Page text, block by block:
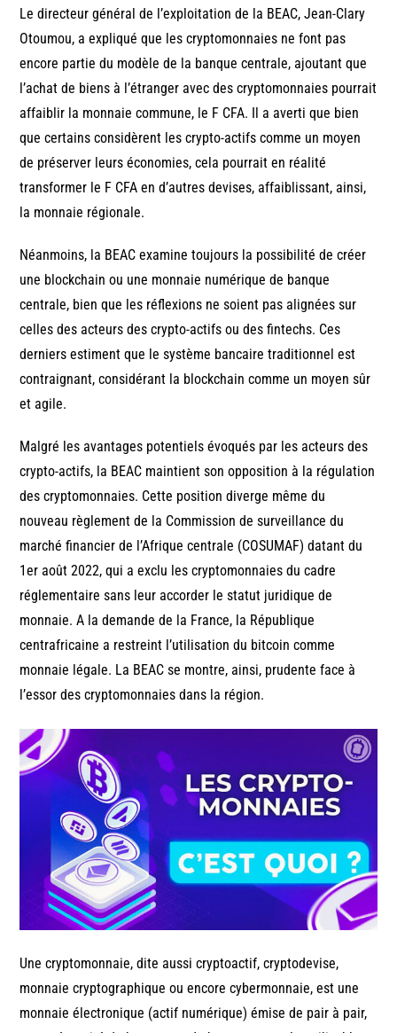
Le directeur général de l’exploitation de la BEAC, Jean-Clary
Otoumou, a expliqué que les cryptomonnaies ne font pas
encore partie du modèle de la banque centrale, ajoutant que
l’achat de biens à l’étranger avec des cryptomonnaies pourrait
affaiblir la monnaie commune, le F CFA. Il a averti que bien
que certains considèrent les crypto-actifs comme un moyen
de préserver leurs économies, cela pourrait en réalité
transformer le F CFA en d’autres devises, affaiblissant, ainsi,
la monnaie régionale.
Néanmoins, la BEAC examine toujours la possibilité de créer
une blockchain ou une monnaie numérique de banque
centrale, bien que les réflexions ne soient pas alignées sur
celles des acteurs des crypto-actifs ou des fintechs. Ces
derniers estiment que le système bancaire traditionnel est
contraignant, considérant la blockchain comme un moyen sûr
et agile.
Malgré les avantages potentiels évoqués par les acteurs des
crypto-actifs, la BEAC maintient son opposition à la régulation
des cryptomonnaies. Cette position diverge même du
nouveau règlement de la Commission de surveillance du
marché financier de l’Afrique centrale (COSUMAF) datant du
1er août 2022, qui a exclu les cryptomonnaies du cadre
réglementaire sans leur accorder le statut juridique de
monnaie. A la demande de la France, la République
centrafricaine a restreint l’utilisation du bitcoin comme
monnaie légale. La BEAC se montre, ainsi, prudente face à
l’essor des cryptomonnaies dans la région.
Une cryptomonnaie, dite aussi cryptoactif, cryptodevise,
monnaie cryptographique ou encore cybermonnaie, est une
monnaie électronique (actif numérique) émise de pair à pair,